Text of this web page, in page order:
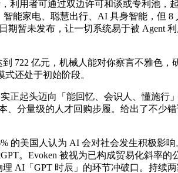
用者可通过双边许可和谈或专利池，
能家电、聪慧出行、AI 具身智能，但
期暂未发布，让一切系统易于被 Agent
亿元，机械人能对你察言不雅色，
还处于初始阶段。
起头迈向「能回忆、会识人、懂施行
分量级的人才回购步履。给出了不少
美国人认为 AI 会对社会发生积极影响
。Evoken 被视为已构成贸易化斜率
AI「GPT 时辰」的环节冲破口。持